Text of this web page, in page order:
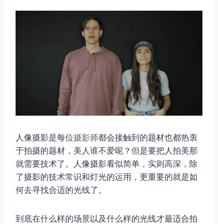
人像摄影是每位摄影师都会接触到的题材也都热衷
于拍摄的题材，美人谁不爱呢？但是要把人拍美那
就需要技术了。人像摄影看似简单，实则高深，除
了摄影的技术常识和灯光的运用，更重要的就是如
何去寻找合适的光线了。
到底在什么样的场景以及什么样的光线才最适合拍